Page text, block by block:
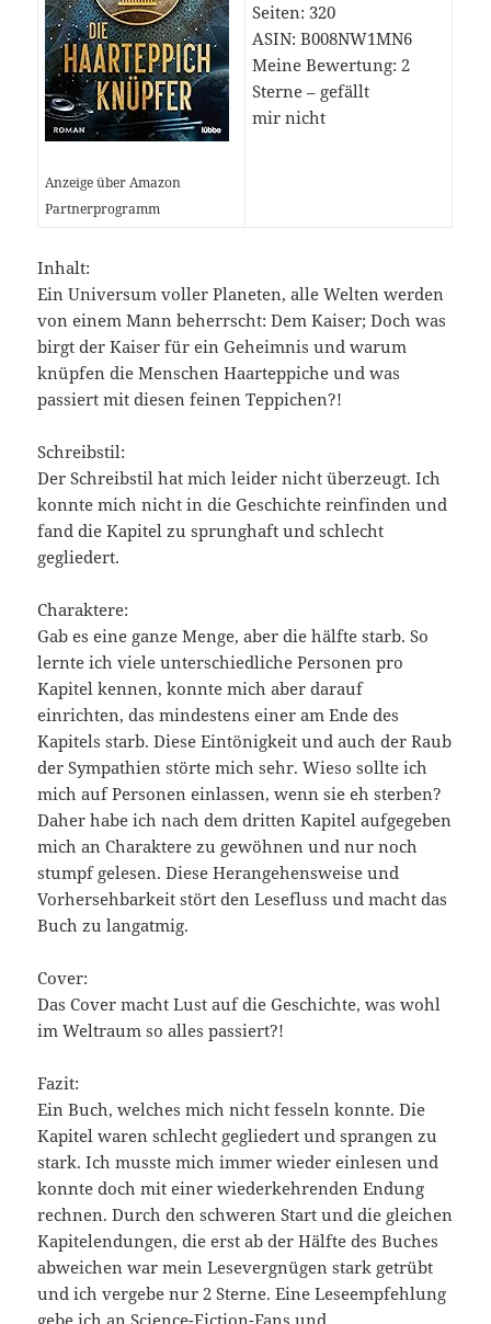
Anzeige über Amazon
Partnerprogramm
Seiten: 320
ASIN: B008NW1MN6
Meine Bewertung: 2
Sterne – gefällt
mir nicht
Inhalt:
Ein Universum voller Planeten, alle Welten werden
von einem Mann beherrscht: Dem Kaiser; Doch was
birgt der Kaiser für ein Geheimnis und warum
knüpfen die Menschen Haarteppiche und was
passiert mit diesen feinen Teppichen?!
Schreibstil:
Der Schreibstil hat mich leider nicht überzeugt. Ich
konnte mich nicht in die Geschichte reinfinden und
fand die Kapitel zu sprunghaft und schlecht
gegliedert.
Charaktere:
Gab es eine ganze Menge, aber die hälfte starb. So
lernte ich viele unterschiedliche Personen pro
Kapitel kennen, konnte mich aber darauf
einrichten, das mindestens einer am Ende des
Kapitels starb. Diese Eintönigkeit und auch der Raub
der Sympathien störte mich sehr. Wieso sollte ich
mich auf Personen einlassen, wenn sie eh sterben?
Daher habe ich nach dem dritten Kapitel aufgegeben
mich an Charaktere zu gewöhnen und nur noch
stumpf gelesen. Diese Herangehensweise und
Vorhersehbarkeit stört den Lesefluss und macht das
Buch zu langatmig.
Cover:
Das Cover macht Lust auf die Geschichte, was wohl
im Weltraum so alles passiert?!
Fazit:
Ein Buch, welches mich nicht fesseln konnte. Die
Kapitel waren schlecht gegliedert und sprangen zu
stark. Ich musste mich immer wieder einlesen und
konnte doch mit einer wiederkehrenden Endung
rechnen. Durch den schweren Start und die gleichen
Kapitelendungen, die erst ab der Hälfte des Buches
abweichen war mein Lesevergnügen stark getrübt
und ich vergebe nur 2 Sterne. Eine Leseempfehlung